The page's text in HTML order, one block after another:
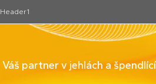
Header1
Váš partner v jehlách a